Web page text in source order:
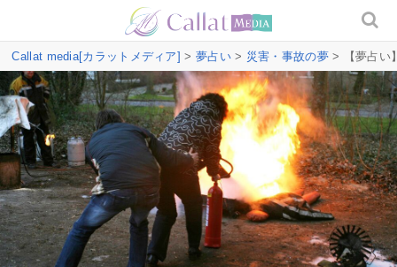
Callat media[カラットメディア] > 夢占い> 災害・事故の夢> 【夢占い